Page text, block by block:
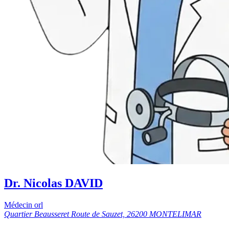
Dr. Nicolas DAVID
Médecin orl
Quartier Beausseret Route de Sauzet, 26200 MONTELIMAR